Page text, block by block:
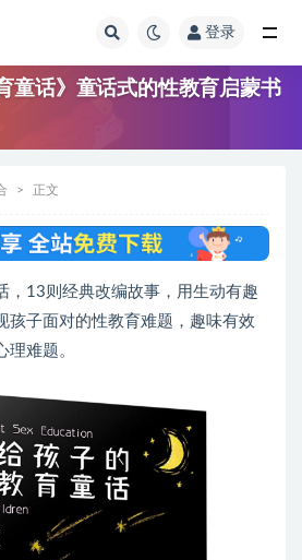
登录
童话》童话式的性教育启蒙书
正文
，13则经典改编故事，用生动有趣
孩子面对的性教育难题，趣味有效
理难题。